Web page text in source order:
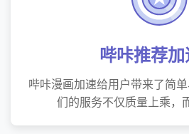
哔咔推荐
哔咔漫画加速给用户带来了简
们的服务不仅质量上乘，